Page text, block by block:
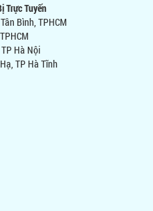
Trực Tuyến
Bình, TPHCM
Hà Nội
TP Hà Tĩnh